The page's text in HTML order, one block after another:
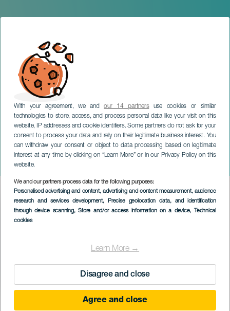
With your agreement, we andour 14 partnersuse cookies or similar
technologies to store, access, and process personal data like your visit on this
website, IP addresses and cookie identifiers. Some partners do not ask for your
consent to process your data and rely on their legitimate business interest. You
can withdraw your consent or object to data processing based on legitimate
interest at any time by clicking on “Learn More” or in our Privacy Policy on this
website.
We and our partners process data for the following purposes:
Personalised advertising and content, advertising and content measurement, audience
research and services development, Precise geolocation data, and identification
through device scanning, Store and/or access information on a device, Technical
cookies
Learn More →
Disagree and close
Agree and close
Ardiendo como mariposas
GRAN CANARIA
Imagen
Listado